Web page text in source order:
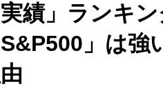
績」ランキ
S&P500」は